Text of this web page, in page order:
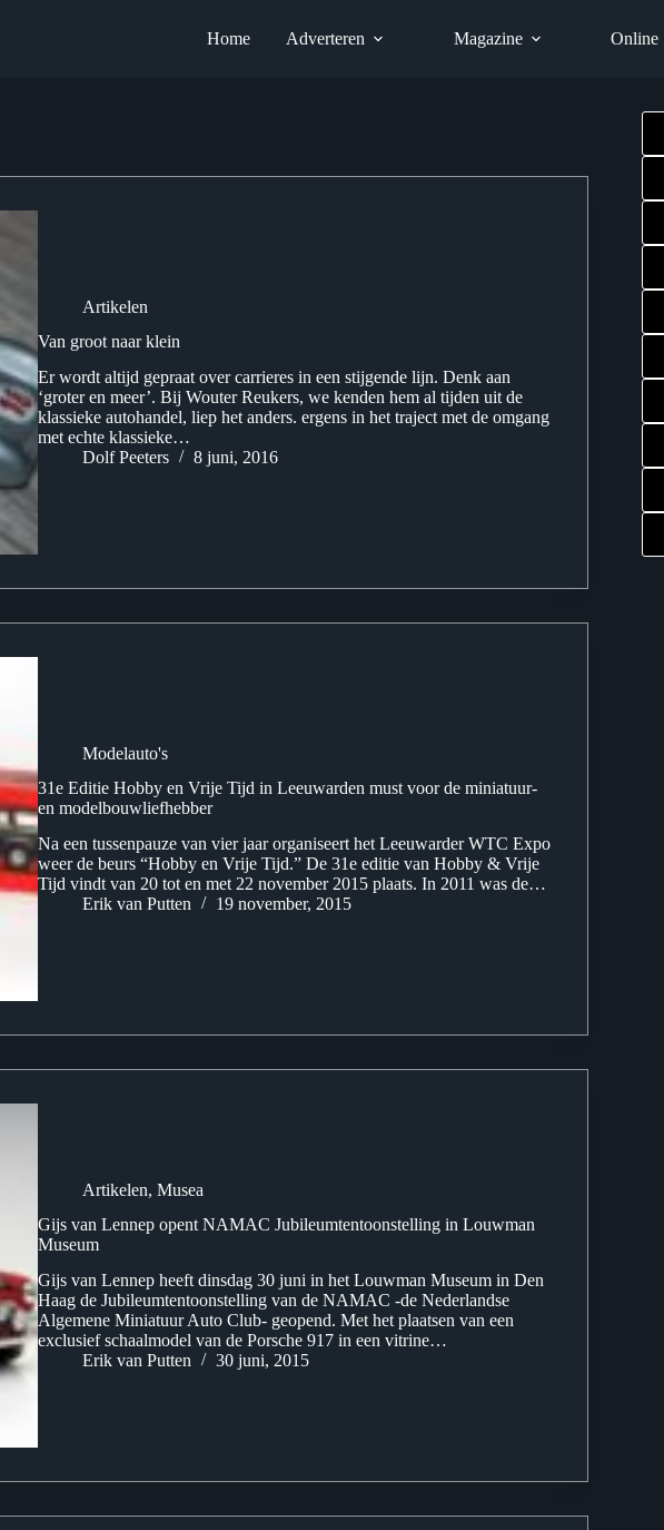
Home Adverteren Magazine Online
Artikelen
Van groot naar klein
Er wordt altijd gepraat over carrieres in een stijgende lijn. Denk aan
‘groter en meer’. Bij Wouter Reukers, we kenden hem al tijden uit de
klassieke autohandel, liep het anders. ergens in het traject met de omgang
met echte klassieke…
Dolf Peeters
8 juni, 2016
Modelauto's
31e Editie Hobby en Vrije Tijd in Leeuwarden must voor de miniatuur-
en modelbouwliefhebber
Na een tussenpauze van vier jaar organiseert het Leeuwarder WTC Expo
weer de beurs “Hobby en Vrije Tijd.” De 31e editie van Hobby & Vrije
Tijd vindt van 20 tot en met 22 november 2015 plaats. In 2011 was de…
Erik van Putten
19 november, 2015
Artikelen,Musea
Gijs van Lennep opent NAMAC Jubileumtentoonstelling in Louwman
Museum
Gijs van Lennep heeft dinsdag 30 juni in het Louwman Museum in Den
Haag de Jubileumtentoonstelling van de NAMAC -de Nederlandse
Algemene Miniatuur Auto Club- geopend. Met het plaatsen van een
exclusief schaalmodel van de Porsche 917 in een vitrine…
Erik van Putten
30 juni, 2015